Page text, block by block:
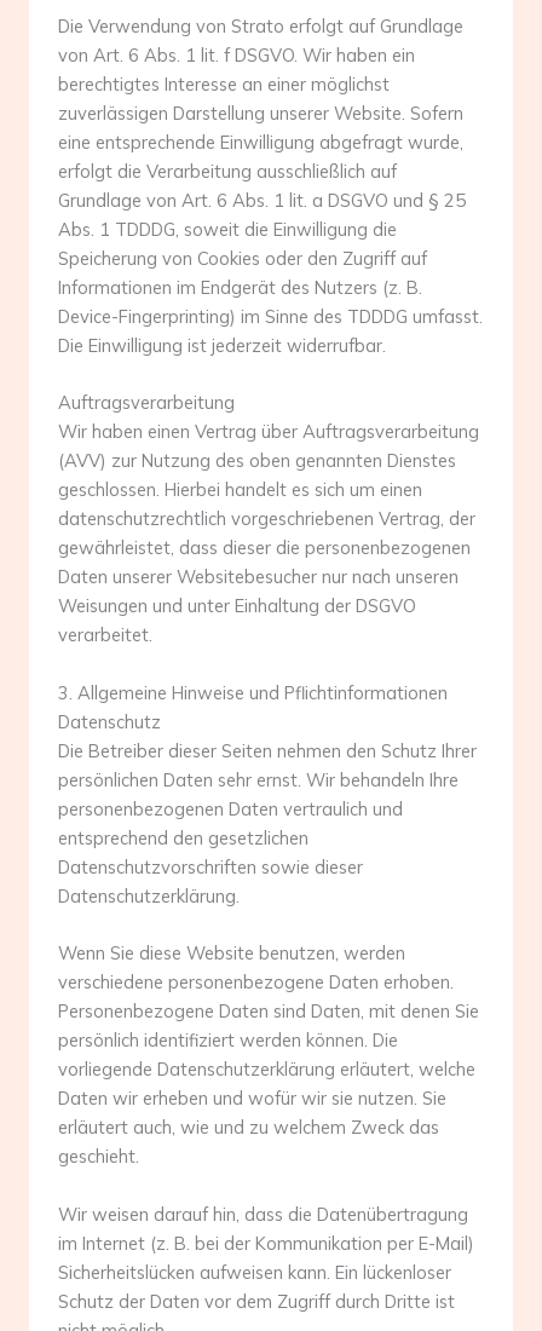
Die Verwendung von Strato erfolgt auf Grundlage
von Art. 6 Abs. 1 lit. f DSGVO. Wir haben ein
berechtigtes Interesse an einer möglichst
zuverlässigen Darstellung unserer Website. Sofern
eine entsprechende Einwilligung abgefragt wurde,
erfolgt die Verarbeitung ausschließlich auf
Grundlage von Art. 6 Abs. 1 lit. a DSGVO und § 25
Abs. 1 TDDDG, soweit die Einwilligung die
Speicherung von Cookies oder den Zugriff auf
Informationen im Endgerät des Nutzers (z. B.
Device-Fingerprinting) im Sinne des TDDDG umfasst.
Die Einwilligung ist jederzeit widerrufbar.
Auftragsverarbeitung
Wir haben einen Vertrag über Auftragsverarbeitung
(AVV) zur Nutzung des oben genannten Dienstes
geschlossen. Hierbei handelt es sich um einen
datenschutzrechtlich vorgeschriebenen Vertrag, der
gewährleistet, dass dieser die personenbezogenen
Daten unserer Websitebesucher nur nach unseren
Weisungen und unter Einhaltung der DSGVO
verarbeitet.
3. Allgemeine Hinweise und Pflicht­informationen
Datenschutz
Die Betreiber dieser Seiten nehmen den Schutz Ihrer
persönlichen Daten sehr ernst. Wir behandeln Ihre
personenbezogenen Daten vertraulich und
entsprechend den gesetzlichen
Datenschutzvorschriften sowie dieser
Datenschutzerklärung.
Wenn Sie diese Website benutzen, werden
verschiedene personenbezogene Daten erhoben.
Personenbezogene Daten sind Daten, mit denen Sie
persönlich identifiziert werden können. Die
vorliegende Datenschutzerklärung erläutert, welche
Daten wir erheben und wofür wir sie nutzen. Sie
erläutert auch, wie und zu welchem Zweck das
geschieht.
Wir weisen darauf hin, dass die Datenübertragung
im Internet (z. B. bei der Kommunikation per E-Mail)
Sicherheitslücken aufweisen kann. Ein lückenloser
Schutz der Daten vor dem Zugriff durch Dritte ist